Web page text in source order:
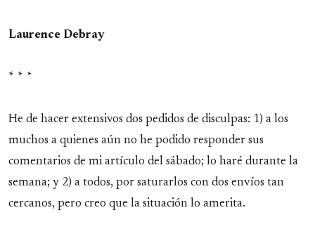
Laurence Debray
* * *
He de hacer extensivos dos pedidos de disculpas: 1) a los
muchos a quienes aún no he podido responder sus
comentarios de mi artículo del sábado; lo haré durante la
semana; y 2) a todos, por saturarlos con dos envíos tan
cercanos, pero creo que la situación lo amerita.